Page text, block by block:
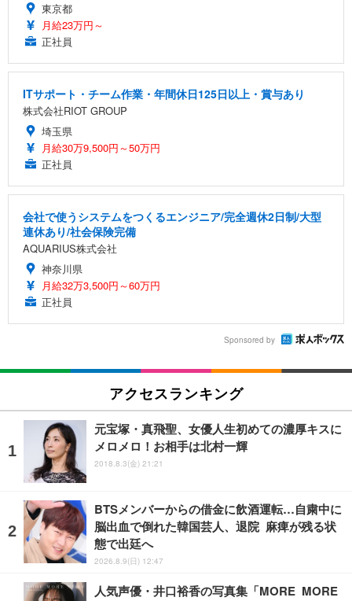
東京都
月給23万円～
正社員
ITサポート・チーム作業・年間休日125日以上・賞与あり
株式会社RIOT GROUP
埼玉県
月給30万9,500円～50万円
正社員
会社で使うシステムをつくるエンジニア/完全週休2日制/大型
連休あり/社会保険完備
AQUARIUS株式会社
神奈川県
月給32万3,500円～60万円
正社員
Sponsored by
アクセスランキング
元宝塚・真飛聖、女優人生初めての濃厚キスに
メロメロ！お相手は北村一輝
2018.8.3(金) 21:21
BTSメンバーからの借金に飲酒運転…自粛中に
脳出血で倒れた韓国芸人、退院 麻痺が残る状
態で出廷へ
2026.8.9(日) 12:47
人気声優・井口裕香の写真集「MORE MORE